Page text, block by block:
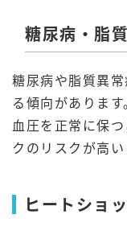
糖尿病・脂
糖尿病や脂質異
る傾向がありま
血圧を正常に保
クのリスクが高い
ヒートショ